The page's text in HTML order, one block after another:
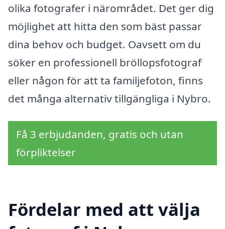
olika fotografer i närområdet. Det ger dig
möjlighet att hitta den som bäst passar
dina behov och budget. Oavsett om du
söker en professionell bröllopsfotograf
eller någon för att ta familjefoton, finns
det många alternativ tillgängliga i Nybro.
Få 3 erbjudanden, gratis och utan
förpliktelser
Fördelar med att välja